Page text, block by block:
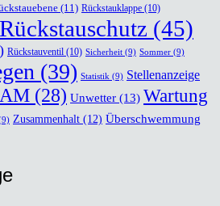
(11) Rückstauklappe (10)
Rückstauschutz (45)
Rückstauventil (10) Sicherheit (9) Sommer (9)
(39) Statistik (9) Stellenanzeige
(28) Unwetter (13) Wartung
Zusammenhalt (12) Überschwemmung